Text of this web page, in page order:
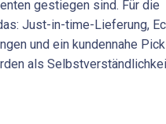
gestiegen sind. Für die
Just-in-time-Lieferung,
und ein kundennahe
als